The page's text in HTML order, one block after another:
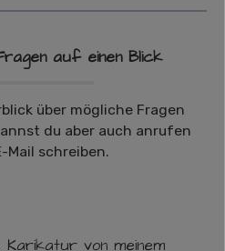
auf einen Blick
über mögliche Fragen
du aber auch anrufen
Mail schreiben.
von meinem